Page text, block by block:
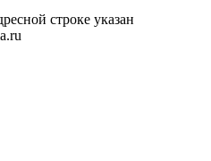
строке указан